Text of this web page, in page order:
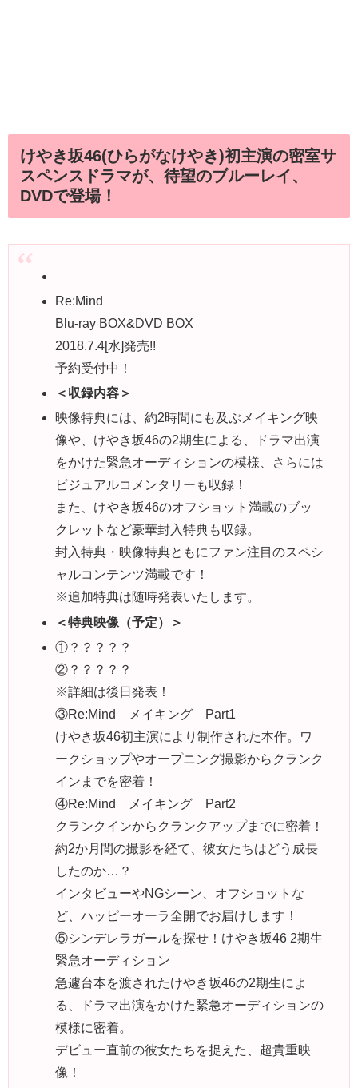
けやき坂46(ひらがなけやき)初主演の密室サ
スペンスドラマが、待望のブルーレイ、
DVDで登場！
Re:Mind
Blu-ray BOX&DVD BOX
2018.7.4[水]発売!!
予約受付中！
＜収録内容＞
映像特典には、約2時間にも及ぶメイキング映
像や、けやき坂46の2期生による、ドラマ出演
をかけた緊急オーディションの模様、さらには
ビジュアルコメンタリーも収録！
また、けやき坂46のオフショット満載のブッ
クレットなど豪華封入特典も収録。
封入特典・映像特典ともにファン注目のスペシ
ャルコンテンツ満載です！
※追加特典は随時発表いたします。
＜特典映像（予定）＞
①？？？？？
②？？？？？
※詳細は後日発表！
③Re:Mind メイキング Part1
けやき坂46初主演により制作された本作。ワ
ークショップやオープニング撮影からクランク
インまでを密着！
④Re:Mind メイキング Part2
クランクインからクランクアップまでに密着！
約2か月間の撮影を経て、彼女たちはどう成長
したのか…？
インタビューやNGシーン、オフショットな
ど、ハッピーオーラ全開でお届けします！
⑤シンデレラガールを探せ！けやき坂46 2期生
緊急オーディション
急遽台本を渡されたけやき坂46の2期生によ
る、ドラマ出演をかけた緊急オーディションの
模様に密着。
デビュー直前の彼女たちを捉えた、超貴重映
像！